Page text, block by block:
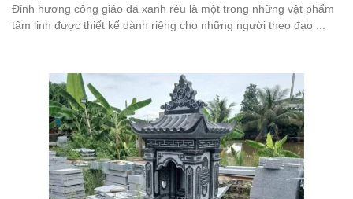
Đỉnh hương công giáo đá xanh rêu là một trong những vật phẩm
tâm linh được thiết kế dành riêng cho những người theo đạo ...